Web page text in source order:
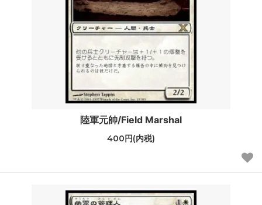
陸軍元帥/Field Marshal
400円(内税)